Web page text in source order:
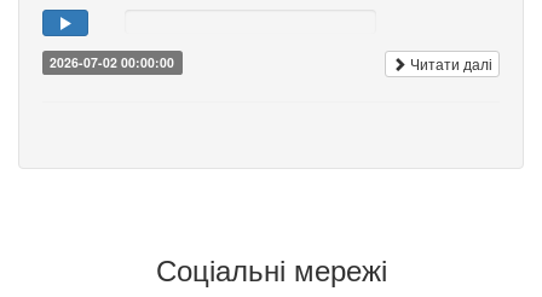
2026-07-02 00:00:00 Читати далі
Соціальні мережі